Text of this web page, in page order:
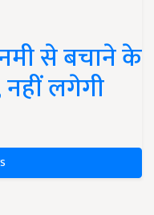
से बचाने के
लगेगी